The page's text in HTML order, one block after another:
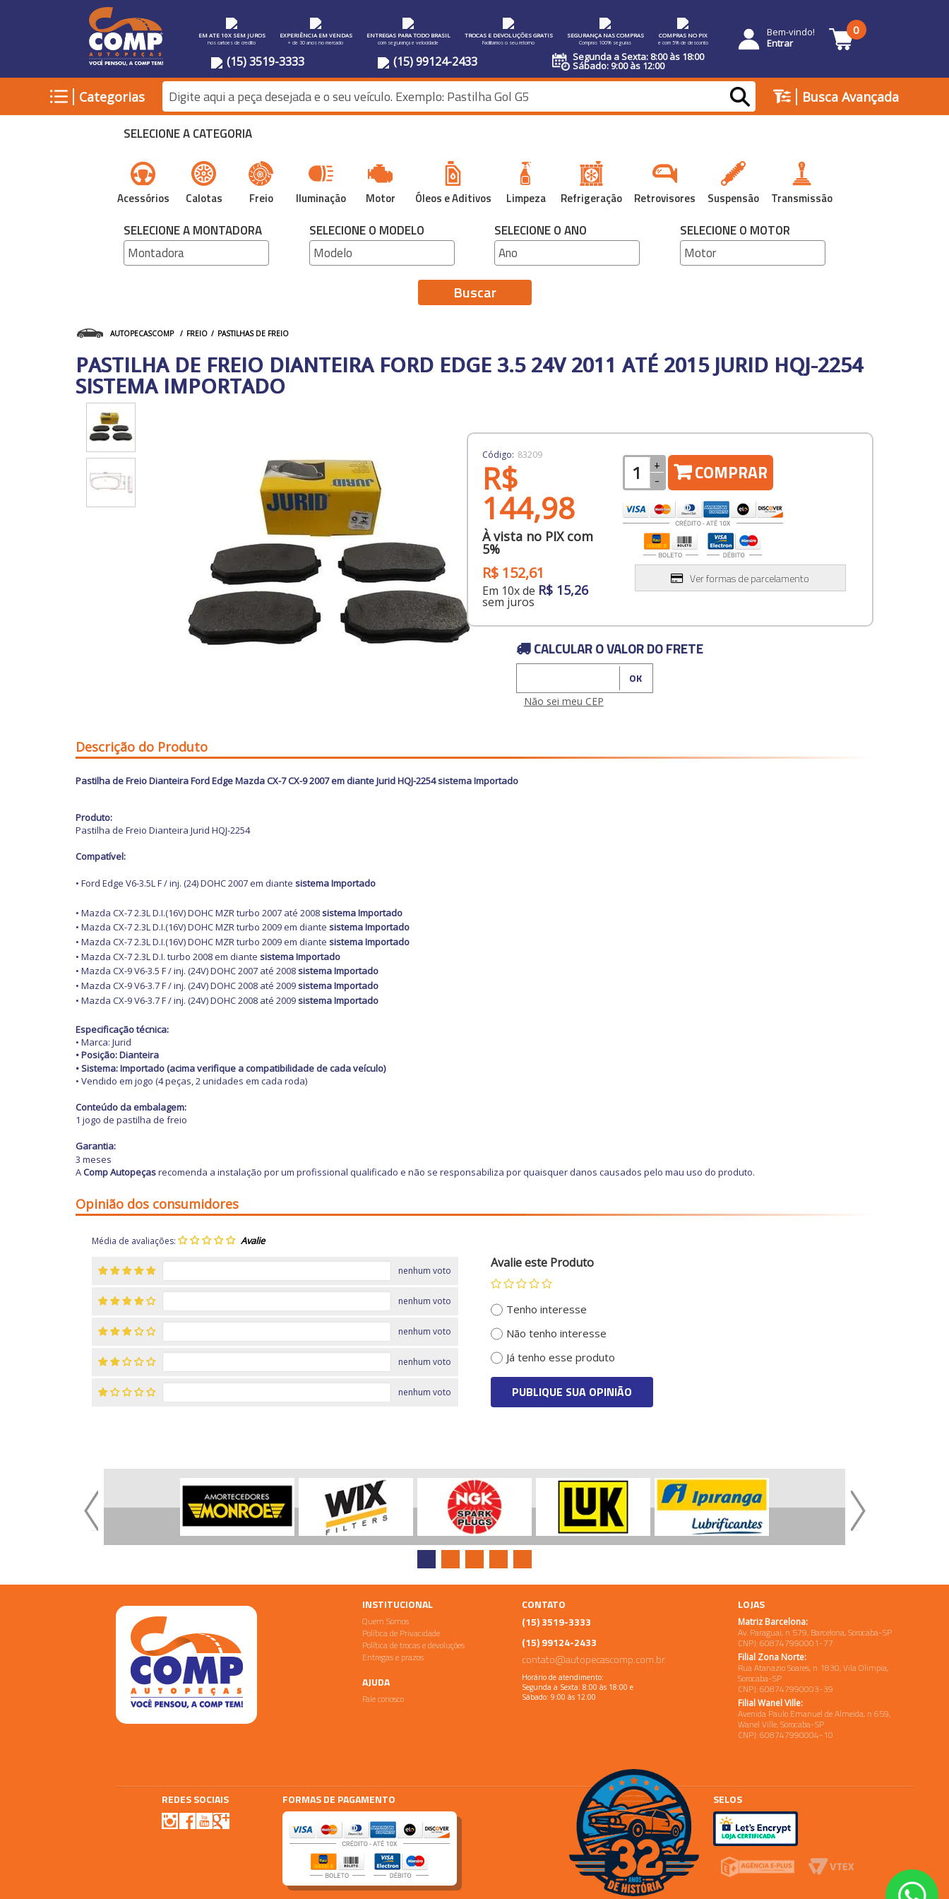
EM ATE 10X SEM JUROS
nos cartoes de credito
EXPERIÊNCIA EM VENDAS
+ de 30 anos no mercado
ENTREGAS PARA TODO BRASIL
com segurança e velocidade
TROCAS E DEVOLUÇÕES GRATIS
Facilitamos o seu retorno
SEGURANÇA NAS COMPRAS
Compras 100% seguras
COMPRAS NO PIX
e com 5% de desconto
(15) 3519-3333 (15) 99124-2433 Segunda a Sexta: 8:00 às 18:00
Sábado: 9:00 às 12:00
Bem-vindo!
Entrar
0
| Categorias | Busca Avançada
SELECIONE A CATEGORIA
Acessórios Calotas Freio Iluminação Motor Óleos e Aditivos Limpeza Refrigeração Retrovisores Suspensão Transmissão
SELECIONE A MONTADORA SELECIONE O MODELO SELECIONE O ANO SELECIONE O MOTOR
Buscar
AUTOPECASCOMP FREIO PASTILHAS DE FREIO
PASTILHA DE FREIO DIANTEIRA FORD EDGE 3.5 24V 2011 ATÉ 2015 JURID HQJ-2254
SISTEMA IMPORTADO
Código: 83209
R$
144,98
À vista no PIX com
5%
R$ 152,61
Em 10x de R$ 15,26
sem juros
+
-
COMPRAR
Ver formas de parcelamento
CALCULAR O VALOR DO FRETE
Não sei meu CEP
Descrição do Produto
Pastilha de Freio Dianteira Ford Edge Mazda CX-7 CX-9 2007 em diante Jurid HQJ-2254 sistema Importado
Produto:
Pastilha de Freio Dianteira Jurid HQJ-2254
Compatível:
• Ford Edge V6-3.5L F / inj. (24) DOHC 2007 em diante sistema Importado
• Mazda CX-7 2.3L D.I.(16V) DOHC MZR turbo 2007 até 2008sistema Importado
• Mazda CX-7 2.3L D.I.(16V) DOHC MZR turbo 2009 em diante sistema Importado
• Mazda CX-7 2.3L D.I.(16V) DOHC MZR turbo 2009 em diante sistema Importado
• Mazda CX-7 2.3L D.I. turbo 2008 em diante sistema Importado
• Mazda CX-9 V6-3.5 F / inj. (24V) DOHC 2007 até 2008sistema Importado
• Mazda CX-9 V6-3.7 F / inj. (24V) DOHC 2008 até 2009sistema Importado
• Mazda CX-9 V6-3.7 F / inj. (24V) DOHC 2008 até 2009sistema Importado
Especificação técnica:
• Marca: Jurid
• Posição: Dianteira
•Sistema: Importado (acima verifique a compatibilidade de cada veículo)
• Vendido em jogo (4 peças, 2 unidades em cada roda)
Conteúdo da embalagem:
1 jogo de pastilha de freio
Garantia:
3 meses
AComp Autopeçasrecomenda a instalação por um profissional qualificado e não se responsabiliza por quaisquer danos causados pelo mau uso do produto.
Opinião dos consumidores
Média de avaliações:
nenhum voto
nenhum voto
nenhum voto
nenhum voto
nenhum voto
Avalie este Produto
Tenho interesse
Não tenho interesse
Já tenho esse produto
PUBLIQUE SUA OPINIÃO
INSTITUCIONAL
Quem Somos
Política de Privacidade
Política de trocas e devoluções
Entregas e prazos
AJUDA
Fale conosco
CONTATO
(15) 3519-3333
(15) 99124-2433
contato@autopecascomp.com.br
Horário de atendimento:
Segunda a Sexta: 8:00 às 18:00 e
Sábado: 9:00 às 12:00
LOJAS
Matriz Barcelona:
Av. Paraguai, n 579, Barcelona, Sorocaba-SP
CNPJ: 608747990001-77
Filial Zona Norte:
Rua Atanazio Soares, n 1830, Vila Olimpia,
Sorocaba-SP
CNPJ: 608747990003-39
Filial Wanel Ville:
Avenida Paulo Emanuel de Almeida, n 659,
Wanel Ville, Sorocaba-SP
CNPJ: 608747990004-10
REDES SOCIAIS FORMAS DE PAGAMENTO SELOS